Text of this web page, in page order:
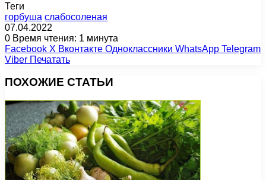
Теги
горбуша слабосоленая
07.04.2022
0 Время чтения: 1 минута
Facebook X Вконтакте Одноклассники WhatsApp Telegram
Viber Печатать
ПОХОЖИЕ СТАТЬИ